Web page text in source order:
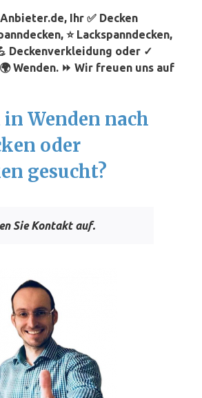
Ihr ✅ Decken
⭐ Lackspanndecken,
Deckenverkleidung oder ✓
Wenden. ⏩ Wir freuen uns auf
in Wenden nach
oder
gesucht?
Sie Kontakt auf.